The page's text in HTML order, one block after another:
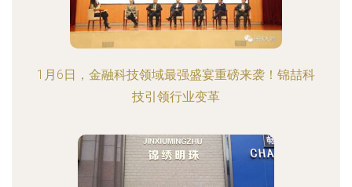
1月6日，金融科技领域最强盛宴重磅来袭！锦喆科
技引领行业变革